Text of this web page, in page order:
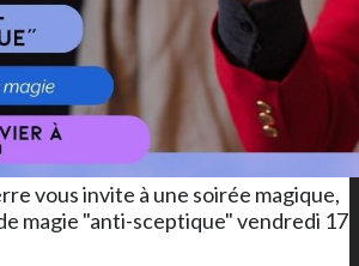
vous invite à une soirée magique,
magie "anti-sceptique" vendredi 17